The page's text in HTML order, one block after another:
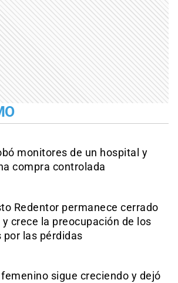
monitores de un hospital y
compra controlada
Redentor permanece cerrado
crece la preocupación de los
por las pérdidas
femenino sigue creciendo y dejó